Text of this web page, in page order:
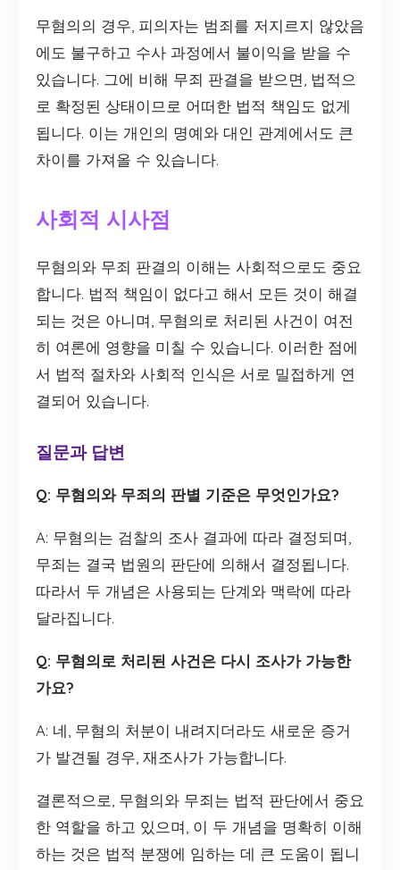
무혐의의 경우, 피의자는 범죄를 저지르지 않았음
에도 불구하고 수사 과정에서 불이익을 받을 수
있습니다. 그에 비해 무죄 판결을 받으면, 법적으
로 확정된 상태이므로 어떠한 법적 책임도 없게
됩니다. 이는 개인의 명예와 대인 관계에서도 큰
차이를 가져올 수 있습니다.
사회적 시사점
무혐의와 무죄 판결의 이해는 사회적으로도 중요
합니다. 법적 책임이 없다고 해서 모든 것이 해결
되는 것은 아니며, 무혐의로 처리된 사건이 여전
히 여론에 영향을 미칠 수 있습니다. 이러한 점에
서 법적 절차와 사회적 인식은 서로 밀접하게 연
결되어 있습니다.
질문과 답변
Q: 무혐의와 무죄의 판별 기준은 무엇인가요?
A: 무혐의는 검찰의 조사 결과에 따라 결정되며,
무죄는 결국 법원의 판단에 의해서 결정됩니다.
따라서 두 개념은 사용되는 단계와 맥락에 따라
달라집니다.
Q: 무혐의로 처리된 사건은 다시 조사가 가능한
가요?
A: 네, 무혐의 처분이 내려지더라도 새로운 증거
가 발견될 경우, 재조사가 가능합니다.
결론적으로, 무혐의와 무죄는 법적 판단에서 중요
한 역할을 하고 있으며, 이 두 개념을 명확히 이해
하는 것은 법적 분쟁에 임하는 데 큰 도움이 됩니